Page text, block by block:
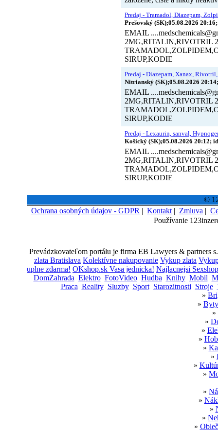
Predaj - Tramadol, Diazepam,
Prešovský (SK);05.08.2026
EMAIL
2MG,RITALIN,RIVOTRIL
SIRUP,KODIE
Predaj - Diazepam, Xanax,
Nitrianský (SK);05.08.2026
EMAIL
2MG,RITALIN,RIVOTRIL
SIRUP,KODIE
Predaj - Lexaurin, sanval,
Košický (SK);05.08.2026 20:12;
EMAIL
2MG,RITALIN,RIVOTRIL
SIRUP,KODIE
©
Ochrana osobných údajov - GDPR | Kontakt | Zmluva |
Používanie
Prevádzkovateľom portálu je firma EB Lawyers & partners
zlata Bratislava Kolektívne nakupovanie Vykup zlata
uplne zdarma! OKshop.sk Vasa jednicka! Najlacnejsi Sexshop
DomZahrada Elektro FotoVideo Hudba Knihy Mobil
Praca Reality Sluzby Sport Starozitnosti Stroje
»
»
»
»
»
»
»
»
»
»
»
»
»
»
»